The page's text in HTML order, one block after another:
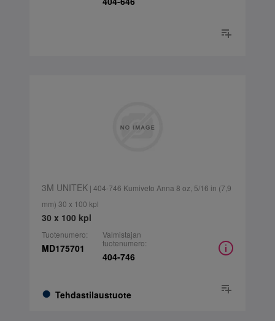
3M UNITEK| 404-746 Kumiveto Anna 8 oz, 5/16 in (7,9
mm) 30 x 100 kpl
30 x 100 kpl
Tuotenumero:
MD175701
Tehdastilaustuote
Valmistajan
tuotenumero:
404-746